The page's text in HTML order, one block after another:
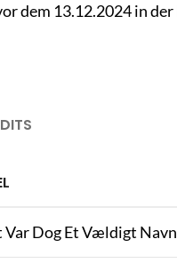
dem 13.12.2024 in der
Var Dog Et Vældigt Navn